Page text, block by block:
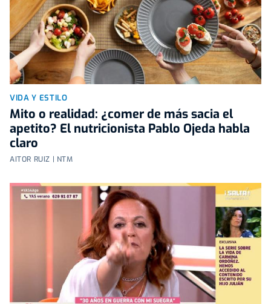
VIDA Y ESTILO
Mito o realidad: ¿comer de más sacia el
apetito? El nutricionista Pablo Ojeda habla
claro
AITOR RUIZ | NTM